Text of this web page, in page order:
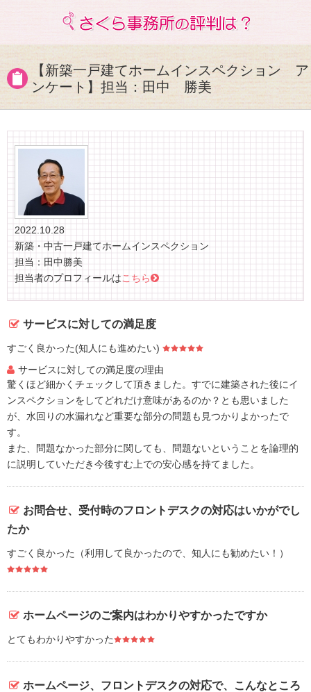
【新築一戸建てホームインスペクション ア
ンケート】担当：田中 勝美
2022.10.28
新築・中古一戸建てホームインスペクション
担当：田中勝美
担当者のプロフィールはこちら
サービスに対しての満足度
すごく良かった(知人にも進めたい)
サービスに対しての満足度の理由
驚くほど細かくチェックして頂きました。すでに建築された後にイ
ンスペクションをしてどれだけ意味があるのか？とも思いました
が、水回りの水漏れなど重要な部分の問題も見つかりよかったで
す。
また、問題なかった部分に関しても、問題ないということを論理的
に説明していただき今後すむ上での安心感を持てました。
お問合せ、受付時のフロントデスクの対応はいかがでし
たか
すごく良かった（利用して良かったので、知人にも勧めたい！）
ホームページのご案内はわかりやすかったですか
とてもわかりやすかった
ホームページ、フロントデスクの対応で、こんなところ